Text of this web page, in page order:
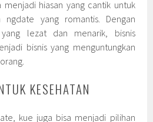
hiasan yang cantik untuk
ngdate yang romantis. Dengan
lezat dan menarik, bisnis
bisnis yang menguntungkan
KESEHATAN
kue juga bisa menjadi pilihan